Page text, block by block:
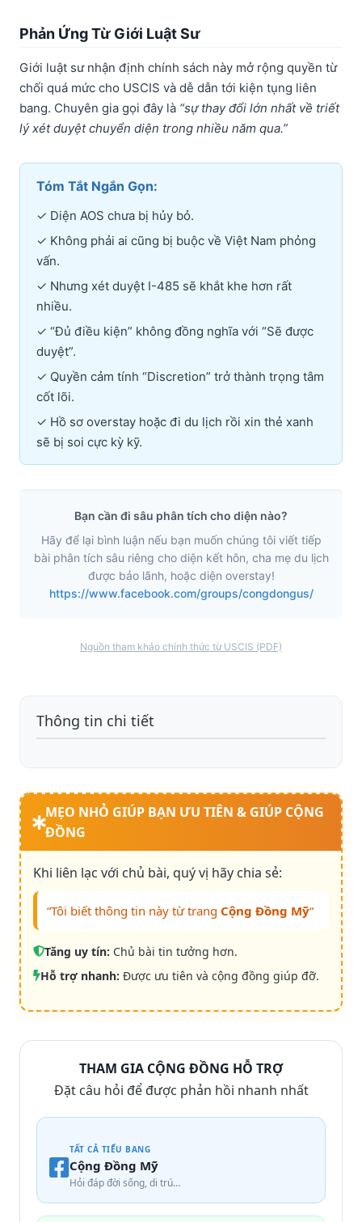
Phản Ứng Từ Giới Luật Sư
Giới luật sư nhận định chính sách này mở rộng quyền từ
chối quá mức cho USCIS và dễ dẫn tới kiện tụng liên
bang. Chuyên gia gọi đây là “sự thay đổi lớn nhất về triết
lý xét duyệt chuyển diện trong nhiều năm qua.”
Tóm Tắt Ngắn Gọn:
✓ Diện AOS chưa bị hủy bỏ.
✓ Không phải ai cũng bị buộc về Việt Nam phỏng
vấn.
✓ Nhưng xét duyệt I-485 sẽ khắt khe hơn rất
nhiều.
✓ “Đủ điều kiện” không đồng nghĩa với “Sẽ được
duyệt”.
✓ Quyền cảm tính “Discretion” trở thành trọng tâm
cốt lõi.
✓ Hồ sơ overstay hoặc đi du lịch rồi xin thẻ xanh
sẽ bị soi cực kỳ kỹ.
Bạn cần đi sâu phân tích cho diện nào?
Hãy để lại bình luận nếu bạn muốn chúng tôi viết tiếp
bài phân tích sâu riêng cho diện kết hôn, cha mẹ du lịch
được bảo lãnh, hoặc diện overstay!
https://www.facebook.com/groups/congdongus/
Nguồn tham khảo chính thức từ USCIS (PDF)
Thông tin chi tiết
MẸO NHỎ GIÚP BẠN ƯU TIÊN & GIÚP CỘNG
ĐỒNG
Khi liên lạc với chủ bài, quý vị hãy chia sẻ:
“Tôi biết thông tin này từ trang Cộng Đồng Mỹ“
Tăng uy tín: Chủ bài tin tưởng hơn.
Hỗ trợ nhanh: Được ưu tiên và cộng đồng giúp đỡ.
THAM GIA CỘNG ĐỒNG HỖ TRỢ
Đặt câu hỏi để được phản hồi nhanh nhất
TẤT CẢ TIỂU BANG
Cộng Đồng Mỹ
Hỏi đáp đời sống, di trú…